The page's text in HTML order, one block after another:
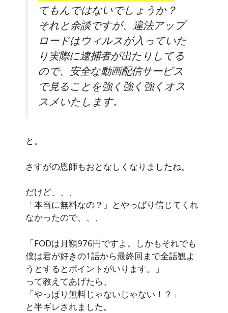
てもんではないでしょうか？
それと余談ですが、 違法アップ
ロードはウィルスが入っていた
り実際に逮捕者が出たりしてる
ので、安全な動画配信サービス
で見ることを強く強く強くオス
スメいたします。
と。
さすがの恩師もおとなしくなりましたね。
だけど、、、
「本当に無料なの？」とやっぱり信じてくれ
なかったので、、、
「FODは月額976円ですよ。しかもそれでも
僕は君が好きの1話から最終回まで全話観よ
うとするとポイントがいります。」
って教えてあげたら、
「やっぱり無料じゃないじゃない！？」
と半ギレされました。